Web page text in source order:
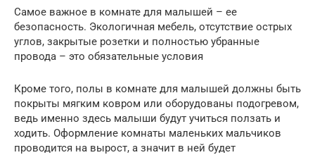
Самое важное в комнате для малышей – ее
безопасность. Экологичная мебель, отсутствие острых
углов, закрытые розетки и полностью убранные
провода – это обязательные условия
Кроме того, полы в комнате для малышей должны быть
покрыты мягким ковром или оборудованы подогревом,
ведь именно здесь малыши будут учиться ползать и
ходить. Оформление комнаты маленьких мальчиков
проводится на вырост, а значит в ней будет